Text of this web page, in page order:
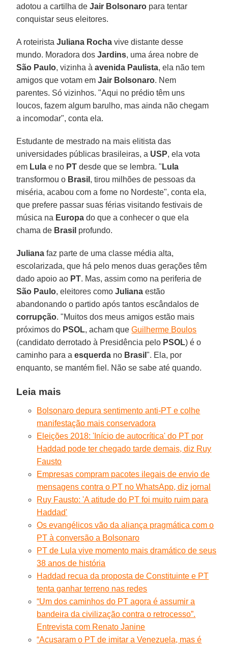
adotou a cartilha deJair Bolsonaro para tentar
conquistar seus eleitores.
A roteiristaJuliana Rocha vive distante desse
mundo. Moradora dosJardins, uma área nobre de
São Paulo, vizinha àavenida Paulista, ela não tem
amigos que votam emJair Bolsonaro. Nem
parentes. Só vizinhos. "Aqui no prédio têm uns
loucos, fazem algum barulho, mas ainda não chegam
a incomodar", conta ela.
Estudante de mestrado na mais elitista das
universidades públicas brasileiras, a USP, ela vota
em Lulae no PT desde que se lembra. " Lula
transformou o Brasil , tirou milhões de pessoas da
miséria, acabou com a fome no Nordeste", conta ela,
que prefere passar suas férias visitando festivais de
música na Europa do que a conhecer o que ela
chama de Brasil profundo.
Juliana faz parte de uma classe média alta,
escolarizada, que há pelo menos duas gerações têm
dado apoio ao PT. Mas, assim como na periferia de
São Paulo, eleitores comoJuliana estão
abandonando o partido após tantos escândalos de
corrupção. "Muitos dos meus amigos estão mais
próximos do PSOL, acham queGuilherme Boulos
(candidato derrotado à Presidência pelo PSOL) é o
caminho para aesquerda no Brasil". Ela, por
enquanto, se mantém fiel. Não se sabe até quando.
Leia mais
Bolsonaro depura sentimento anti-PT e colhe
manifestação mais conservadora
Eleições 2018: 'Início de autocrítica' do PT por
Haddad pode ter chegado tarde demais, diz Ruy
Fausto
Empresas compram pacotes ilegais de envio de
mensagens contra o PT no WhatsApp, diz jornal
Ruy Fausto: 'A atitude do PT foi muito ruim para
Haddad'
Os evangélicos vão da aliança pragmática com o
PT à conversão a Bolsonaro
PT de Lula vive momento mais dramático de seus
38 anos de história
Haddad recua da proposta de Constituinte e PT
tenta ganhar terreno nas redes
“Um dos caminhos do PT agora é assumir a
bandeira da civilização contra o retrocesso”.
Entrevista com Renato Janine
“Acusaram o PT de imitar a Venezuela, mas é